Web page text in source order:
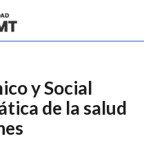
y Social
de la salud